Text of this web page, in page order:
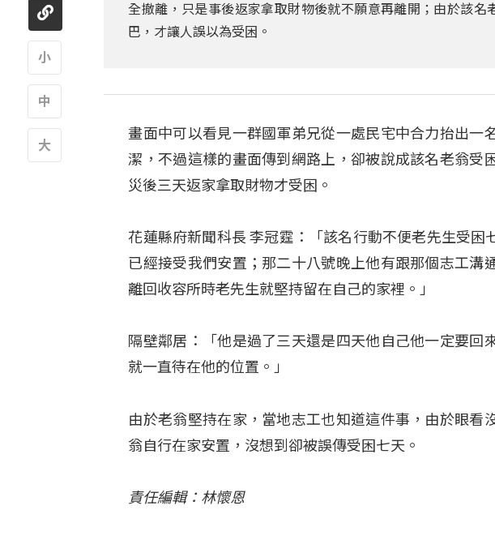
全撤離，只是事後返家拿取財物後就不願意再離開；由於該
巴，才讓人誤以為受困。
畫面中可以看見一群國軍弟兄從一處民宅中合力抬出一
潔，不過這樣的畫面傳到網路上，卻被說成該名老翁受
災後三天返家拿取財物才受困。
花蓮縣府新聞科長 李冠霆：「該名行動不便老先生受
已經接受我們安置；那二十八號晚上他有跟那個志工溝
離回收容所時老先生就堅持留在自己的家裡。」
隔壁鄰居：「他是過了三天還是四天他自己他一定要回
就一直待在他的位置。」
由於老翁堅持在家，當地志工也知道這件事，由於眼看
翁自行在家安置，沒想到卻被誤傳受困七天。
責任編輯：林懷恩